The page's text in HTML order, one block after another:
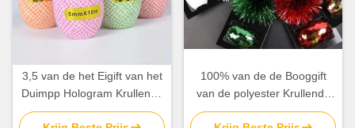
3,5 van de het Eigift van het
Duimpp Hologram Krullende
van het de Omslaglint
100% van de de Booggift
van de polyester Krullende
Ster van het de Omslaglint